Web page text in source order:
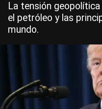
La tensión
el petróleo y las
mundo.